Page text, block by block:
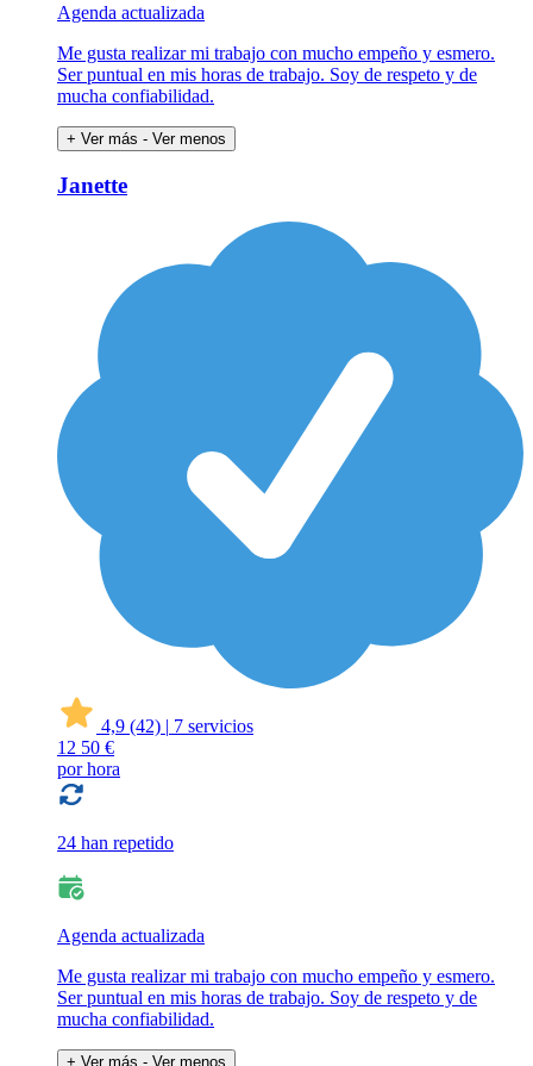
Agenda actualizada
Me gusta realizar mi trabajo con mucho empeño y esmero.
Ser puntual en mis horas de trabajo. Soy de respeto y de
mucha confiabilidad.
+ Ver más - Ver menos
Janette
4,9 (42) | 7 servicios
12 50 €
por hora
24 han repetido
Agenda actualizada
Me gusta realizar mi trabajo con mucho empeño y esmero.
Ser puntual en mis horas de trabajo. Soy de respeto y de
mucha confiabilidad.
+ Ver más - Ver menos